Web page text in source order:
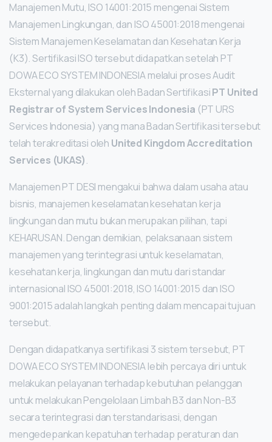
Manajemen Mutu, ISO 14001:2015 mengenai Sistem
Manajemen Lingkungan, dan ISO 45001:2018 mengenai
Sistem Manajemen Keselamatan dan Kesehatan Kerja
(K3). Sertifikasi ISO tersebut didapatkan setelah PT
DOWA ECO SYSTEM INDONESIA melalui proses Audit
Eksternal yang dilakukan oleh Badan SertifikasiPT United
Registrar of System Services Indonesia (PT URS
Services Indonesia) yang mana Badan Sertifikasi tersebut
telah terakreditasi oleh United Kingdom Accreditation
Services (UKAS).
Manajemen PT DESI mengakui bahwa dalam usaha atau
bisnis, manajemen keselamatan kesehatan kerja
lingkungan dan mutu bukan merupakan pilihan, tapi
KEHARUSAN. Dengan demikian, pelaksanaan sistem
manajemen yang terintegrasi untuk keselamatan,
kesehatan kerja, lingkungan dan mutu dari standar
internasional ISO 45001:2018, ISO 14001:2015 dan ISO
9001:2015 adalah langkah penting dalam mencapai tujuan
tersebut.
Dengan didapatkanya sertifikasi 3 sistem tersebut, PT
DOWA ECO SYSTEM INDONESIA lebih percaya diri untuk
melakukan pelayanan terhadap kebutuhan pelanggan
untuk melakukan Pengelolaan Limbah B3 dan Non-B3
secara terintegrasi dan terstandarisasi, dengan
mengedepankan kepatuhan terhadap peraturan dan